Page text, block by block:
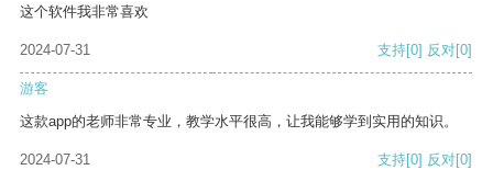
这个软件我非常喜欢
2024-07-31 支持[0] 反对[0]
游客
这款app的老师非常专业，教学水平很高，让我能够学到实用的知识。
2024-07-31 支持[0] 反对[0]